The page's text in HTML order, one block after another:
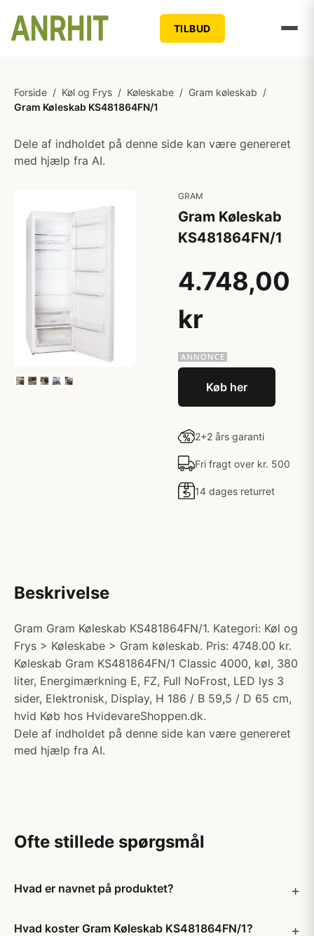
TILBUD
Forside / Køl og Frys / Køleskabe / Gram køleskab /
Gram Køleskab KS481864FN/1
Dele af indholdet på denne side kan være genereret
med hjælp fra AI.
GRAM
Gram Køleskab
KS481864FN/1
4.748,00
kr
Køb her
2+2 års garanti
Fri fragt over kr. 500
14 dages returret
Beskrivelse
Gram Gram Køleskab KS481864FN/1. Kategori: Køl og
Frys > Køleskabe > Gram køleskab. Pris: 4748.00 kr.
Køleskab Gram KS481864FN/1 Classic 4000, køl, 380
liter, Energimærkning E, FZ, Full NoFrost, LED lys 3
sider, Elektronisk, Display, H 186 / B 59,5 / D 65 cm,
hvid Køb hos HvidevareShoppen.dk.
Dele af indholdet på denne side kan være genereret
med hjælp fra AI.
Ofte stillede spørgsmål
Hvad er navnet på produktet?
Hvad koster Gram Køleskab KS481864FN/1?